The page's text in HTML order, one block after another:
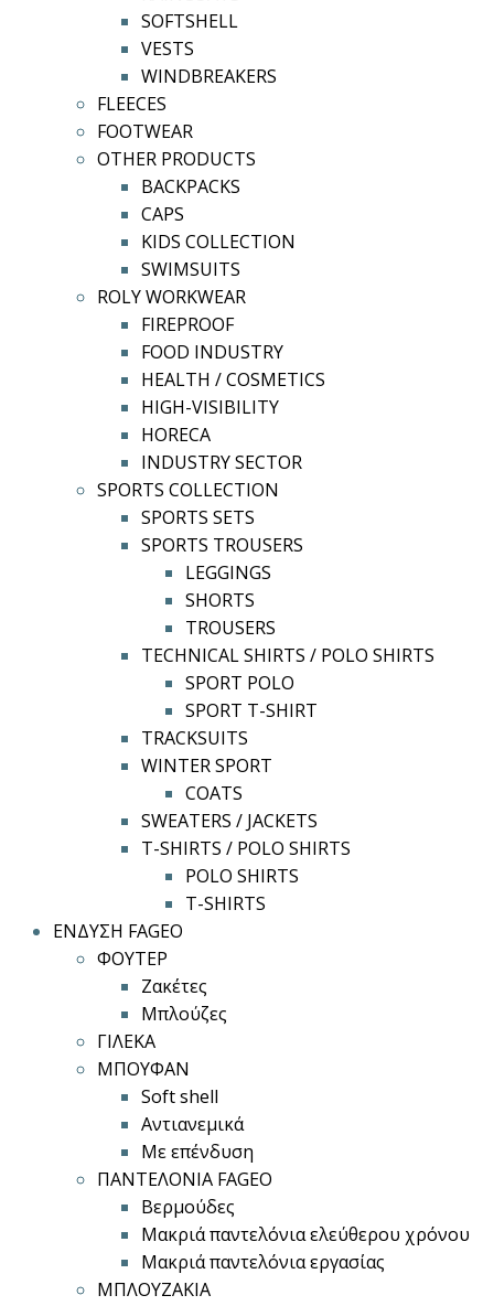
SOFTSHELL
VESTS
WINDBREAKERS
FLEECES
FOOTWEAR
OTHER PRODUCTS
BACKPACKS
CAPS
KIDS COLLECTION
SWIMSUITS
ROLY WORKWEAR
FIREPROOF
FOOD INDUSTRY
HEALTH / COSMETICS
HIGH-VISIBILITY
HORECA
INDUSTRY SECTOR
SPORTS COLLECTION
SPORTS SETS
SPORTS TROUSERS
LEGGINGS
SHORTS
TROUSERS
TECHNICAL SHIRTS / POLO SHIRTS
SPORT POLO
SPORT T-SHIRT
TRACKSUITS
WINTER SPORT
COATS
SWEATERS / JACKETS
T-SHIRTS / POLO SHIRTS
POLO SHIRTS
T-SHIRTS
ΕΝΔΥΣΗ FAGEO
ΦΟΥΤΕΡ
Ζακέτες
Μπλούζες
ΓΙΛΕΚΑ
ΜΠΟΥΦΑΝ
Soft shell
Αντιανεμικά
Με επένδυση
ΠΑΝΤΕΛΟΝΙΑ FAGEO
Βερμούδες
Μακριά παντελόνια ελεύθερου χρόνου
Μακριά παντελόνια εργασίας
ΜΠΛΟΥΖΑΚΙΑ